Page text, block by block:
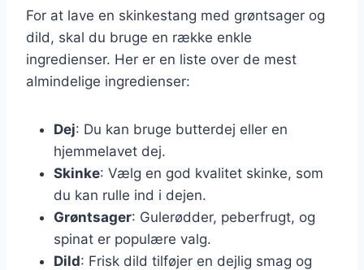
For at lave en skinkestang med grøntsager og
dild, skal du bruge en række enkle
ingredienser. Her er en liste over de mest
almindelige ingredienser:
Dej: Du kan bruge butterdej eller en
hjemmelavet dej.
Skinke: Vælg en god kvalitet skinke, som
du kan rulle ind i dejen.
Grøntsager: Gulerødder, peberfrugt, og
spinat er populære valg.
Dild: Frisk dild tilføjer en dejlig smag og